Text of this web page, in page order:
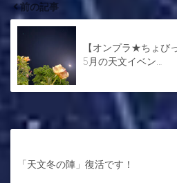
前の記事
【オンプラ★ちょび
5月の天文イベン…
「天文冬の陣」復活です！